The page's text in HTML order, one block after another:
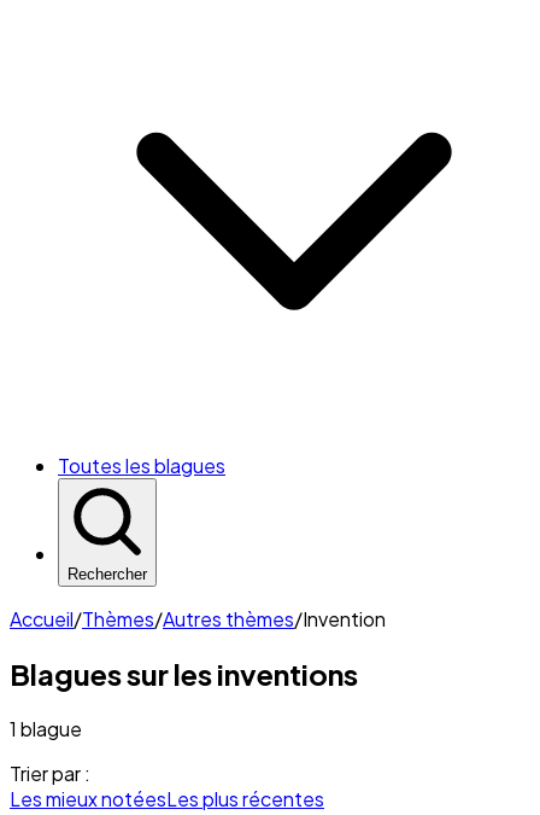
Toutes les blagues
Rechercher
Accueil/Thèmes/Autres thèmes/Invention
Blagues sur lesinventions
1 blague
Trier par :
Les mieux notéesLes plus récentes